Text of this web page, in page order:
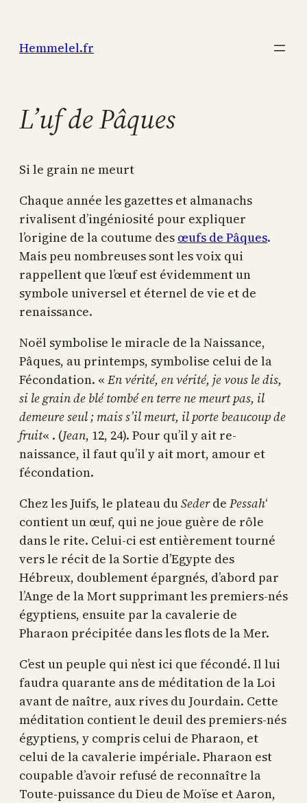
contenu
Hemmelel.fr
L’uf de Pâques
Si le grain ne meurt
Chaque année les gazettes et almanachs
rivalisent d’ingéniosité pour expliquer
l’origine de la coutume des œufs de Pâques.
Mais peu nombreuses sont les voix qui
rappellent que l’œuf est évidemment un
symbole universel et éternel de vie et de
renaissance.
Noël symbolise le miracle de la Naissance,
Pâques, au printemps, symbolise celui de la
Fécondation. « En vérité, en vérité, je vous le dis,
si le grain de blé tombé en terre ne meurt pas, il
demeure seul ; mais s’il meurt, il porte beaucoup de
fruit« . (Jean, 12, 24). Pour qu’il y ait re-
naissance, il faut qu’il y ait mort, amour et
fécondation.
Chez les Juifs, le plateau duSederde Pessah‘
contient un œuf, qui ne joue guère de rôle
dans le rite. Celui-ci est entièrement tourné
vers le récit de la Sortie d’Egypte des
Hébreux, doublement épargnés, d’abord par
l’Ange de la Mort supprimant les premiers-nés
égyptiens, ensuite par la cavalerie de
Pharaon précipitée dans les flots de la Mer.
C’est un peuple qui n’est ici que fécondé. Il lui
faudra quarante ans de méditation de la Loi
avant de naître, aux rives du Jourdain. Cette
méditation contient le deuil des premiers-nés
égyptiens, y compris celui de Pharaon, et
celui de la cavalerie impériale. Pharaon est
coupable d’avoir refusé de reconnaître la
Toute-puissance du Dieu de Moïse et Aaron,